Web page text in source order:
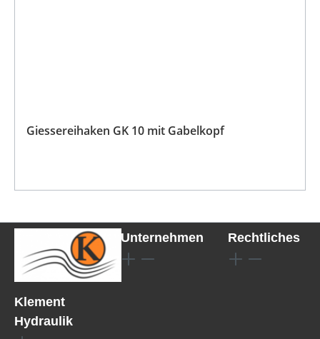
Giessereihaken GK 10 mit Gabelkopf
Klement
Hydraulik
Unternehmen Rechtliches